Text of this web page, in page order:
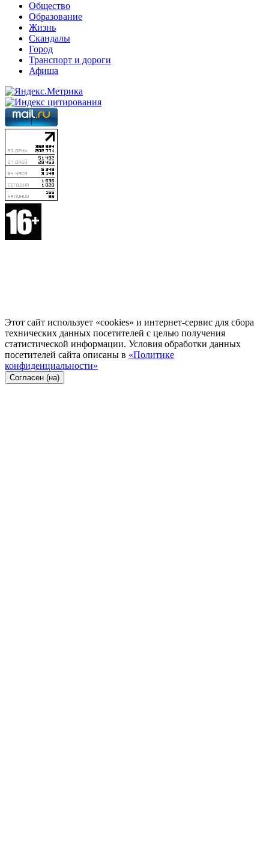
Общество
Образование
Жизнь
Скандалы
Город
Транспорт и дороги
Афиша
Этот сайт использует «cookies» и интернет-сервис для сбора
технических данных посетителей с целью получения
статистической информации. Условия обработки данных
посетителей сайта описаны в «Политике
конфиденциальности»
Согласен (на)